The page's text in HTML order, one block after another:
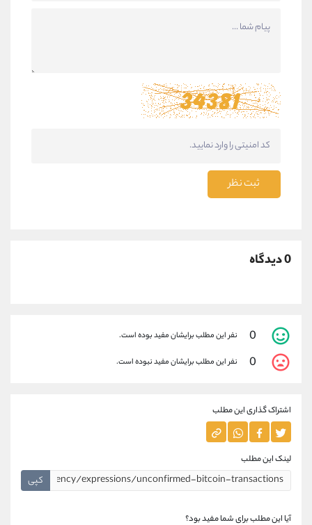
ثبت نظر
0 دیدگاه
0 نفر این مطلب برایشان مفید بوده است.
0 نفر این مطلب برایشان مفید نبوده است.
اشتراک گذاری این مطلب
لینک این مطلب
کپی
آیا این مطلب برای شما مفید بود؟